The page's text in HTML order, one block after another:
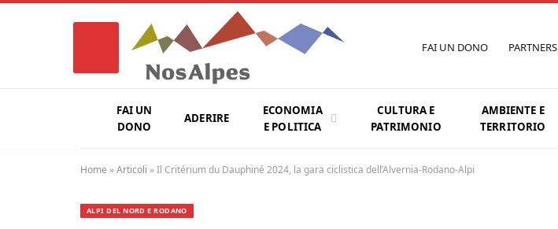
FAI UN DONO PARTNERS
FAI UN
DONO
ADERIRE
ECONOMIA
E POLITICA
CULTURA E
PATRIMONIO
AMBIENTE E
TERRITORIO
Home »Articoli »Il Critérium du Dauphiné 2024, la gara ciclistica dell’Alvernia-Rodano-Alpi
ALPI DEL NORD E RODANO